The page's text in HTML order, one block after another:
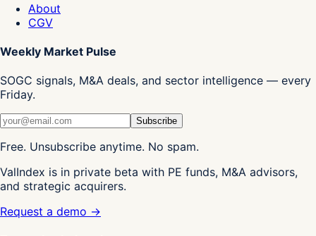
About
CGV
Weekly Market Pulse
SOGC signals, M&A deals, and sector intelligence — every
Friday.
Subscribe
Free. Unsubscribe anytime. No spam.
ValIndex is in private beta with PE funds, M&A advisors,
and strategic acquirers.
Request a demo →